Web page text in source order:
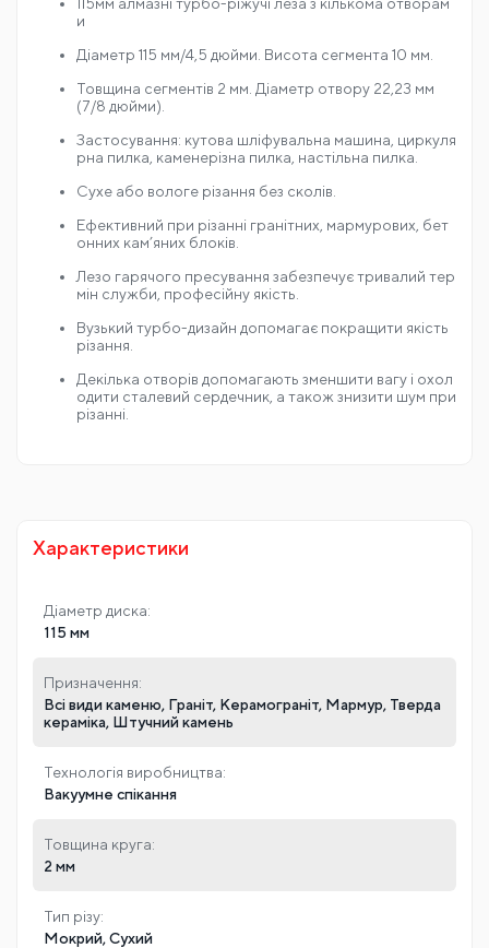
и
Діаметр 115 мм/4,5 дюйми. Висота сегмента 10 мм.
Товщина сегментів 2 мм. Діаметр отвору 22,23 мм
(7/8 дюйми).
Застосування: кутова шліфувальна машина, циркуля
рна пилка, каменерізна пилка, настільна пилка.
Сухе або вологе різання без сколів.
Ефективний при різанні гранітних, мармурових, бет
онних кам’яних блоків.
Лезо гарячого пресування забезпечує тривалий тер
мін служби, професійну якість.
Вузький турбо-дизайн допомагає покращити якість
різання.
Декілька отворів допомагають зменшити вагу і охол
одити сталевий сердечник, а також знизити шум при
різанні.
Характеристики
Діаметр диска:
115 мм
Призначення:
Всі види каменю, Граніт, Керамограніт, Мармур, Тверда
кераміка, Штучний камень
Технологія виробництва:
Вакуумне спікання
Товщина круга:
2 мм
Тип різу:
Мокрий, Сухий